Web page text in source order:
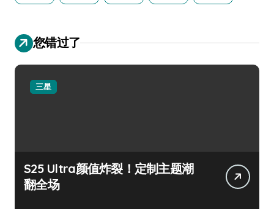
您错过了
三星
S25 Ultra颜值炸裂！定制主题潮
翻全场